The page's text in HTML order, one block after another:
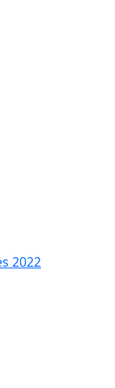
2022